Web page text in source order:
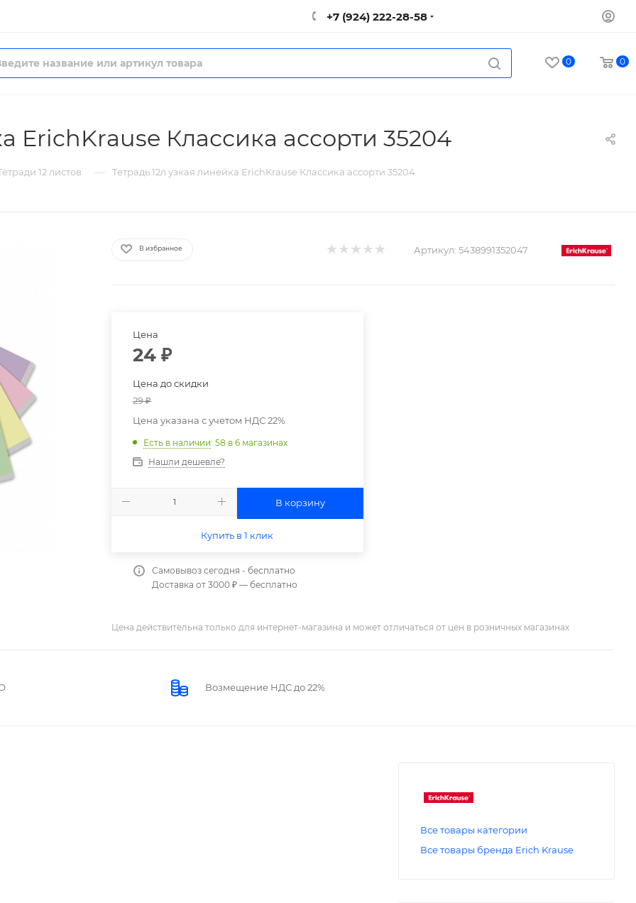
+7 (924) 222-28-58
0 0
ErichKrause Классика ассорти 35204
12 листов — Тетрадь 12л узкая линейка ErichKrause Классика ассорти 35204
В избранное Артикул: 5438991352047
Цена
24 ₽
Цена до скидки
29₽
Цена указана с учетом НДС 22%
Есть в наличии: 58 в 6 магазинах
Нашли дешевле?
В корзину
Купить в 1 клик
Самовывоз сегодня - бесплатно
Доставка от 3000 ₽ — бесплатно
Цена действительна только для интернет-магазина и может отличаться от цен в розничных магазинах
Возмещение НДС до 22%
Все товары категории
Все товары бренда Erich Krause